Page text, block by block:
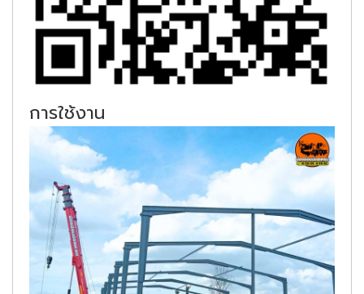
การใช้งาน